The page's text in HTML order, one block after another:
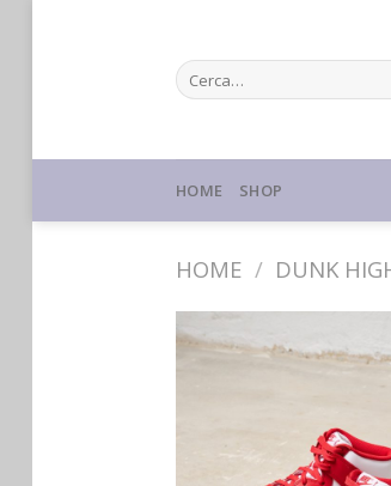
Cerca:
HOME SHOP
HOME / DUNK